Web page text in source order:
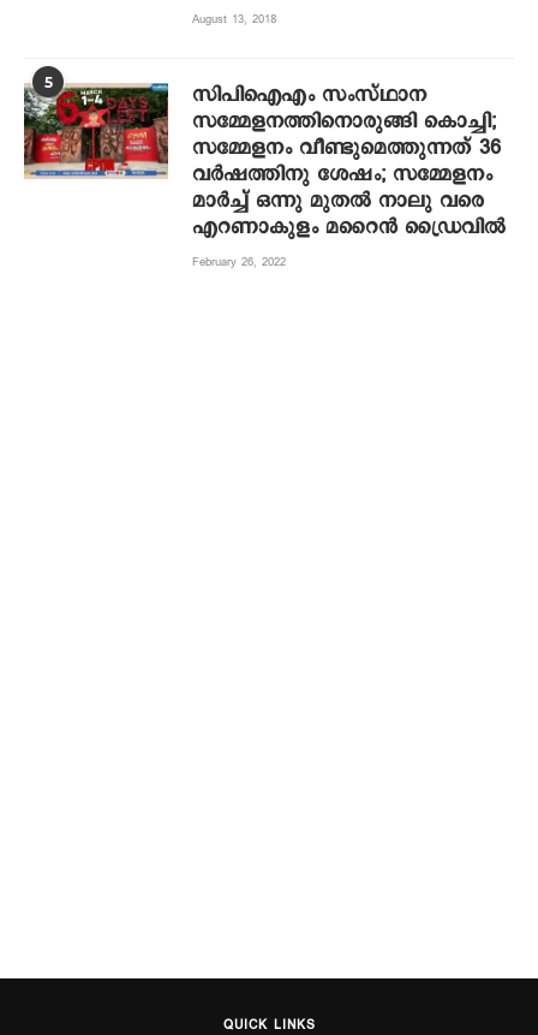
August 13, 2018
5
സിപിഐഎം സംസ്ഥാന
സമ്മേളനത്തിനൊരുങ്ങി കൊച്ചി;
സമ്മേളനം വീണ്ടുമെത്തുന്നത് 36
വര്‍ഷത്തിനു ശേഷം; സമ്മേളനം
മാര്‍ച്ച് ഒന്നു മുതല്‍ നാലു വരെ
എറണാകുളം മറൈന്‍ ഡ്രൈവില്‍
February 26, 2022
QUICK LINKS